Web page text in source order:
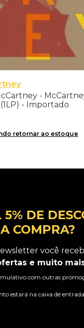
-
- Importado
retornar ao estoque
5% DE
COMPRA?
você
e muito
com outras
estará na caixa de